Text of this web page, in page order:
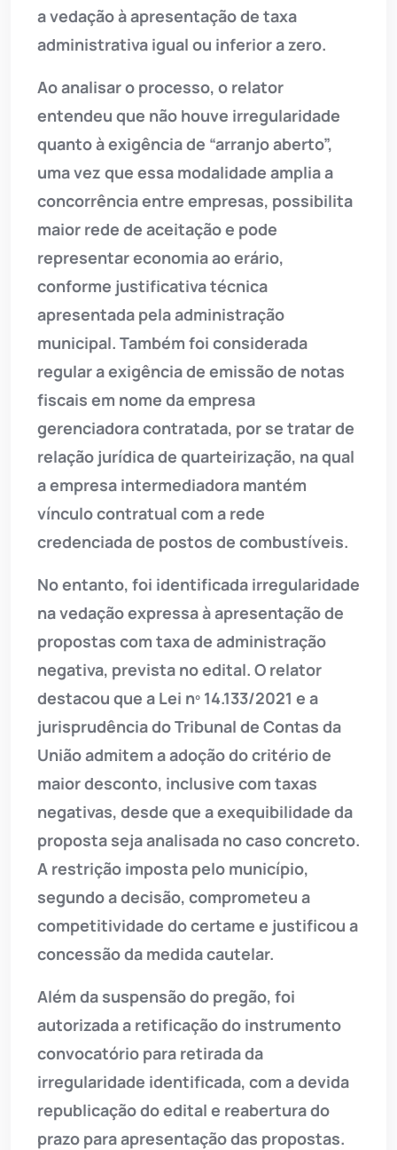
a vedação à apresentação de taxa
administrativa igual ou inferior a zero.
Ao analisar o processo, o relator
entendeu que não houve irregularidade
quanto à exigência de “arranjo aberto”,
uma vez que essa modalidade amplia a
concorrência entre empresas, possibilita
maior rede de aceitação e pode
representar economia ao erário,
conforme justificativa técnica
apresentada pela administração
municipal. Também foi considerada
regular a exigência de emissão de notas
fiscais em nome da empresa
gerenciadora contratada, por se tratar de
relação jurídica de quarteirização, na qual
a empresa intermediadora mantém
vínculo contratual com a rede
credenciada de postos de combustíveis.
No entanto, foi identificada irregularidade
na vedação expressa à apresentação de
propostas com taxa de administração
negativa, prevista no edital. O relator
destacou que a Lei nº 14.133/2021 e a
jurisprudência do Tribunal de Contas da
União admitem a adoção do critério de
maior desconto, inclusive com taxas
negativas, desde que a exequibilidade da
proposta seja analisada no caso concreto.
A restrição imposta pelo município,
segundo a decisão, comprometeu a
competitividade do certame e justificou a
concessão da medida cautelar.
Além da suspensão do pregão, foi
autorizada a retificação do instrumento
convocatório para retirada da
irregularidade identificada, com a devida
republicação do edital e reabertura do
prazo para apresentação das propostas.